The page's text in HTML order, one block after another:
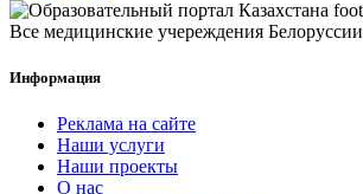
Все медицинские учереждения Белоруссии
Информация
Реклама на сайте
Наши услуги
Наши проекты
О нас